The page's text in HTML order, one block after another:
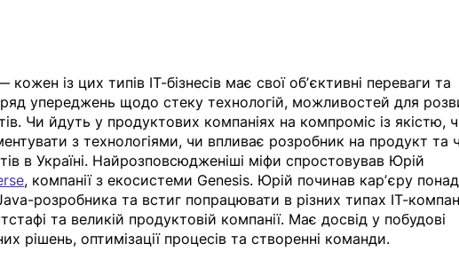
із цих типів ІТ-бізнесів має свої обʼєктивні переваги та
упереджень щодо стеку технологій, можливостей для
Чи йдуть у продуктових компаніях на компроміс із якістю,
з технологіями, чи впливає розробник на продукт та
в Україні. Найрозповсюдженіші міфи спростовував Юрій
, компанії з екосистеми Genesis. Юрій починав карʼєру
розробника та встиг попрацювати в різних типах ІТ-
та великій продуктовій компанії. Має досвід у побудові
рішень, оптимізації процесів та створенні команди.